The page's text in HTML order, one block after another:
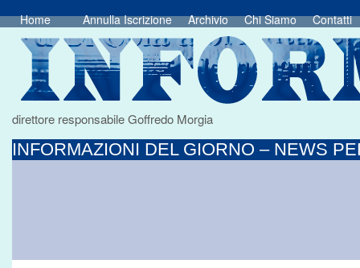
Home Annulla Iscrizione Archivio Chi Siamo Contatti
direttore responsabile Goffredo Morgia
INFORMAZIONI DEL GIORNO – NEWS